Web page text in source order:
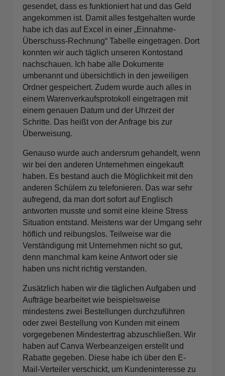
gesendet, dass es funktioniert hat und das Geld
angekommen ist. Damit alles festgehalten wurde
habe ich das auf Excel in einer „Einnahme-
Überschuss-Rechnung“ Tabelle eingetragen. Dort
konnten wir auch täglich unseren Kontostand
nachschauen. Ich habe alle Dokumente
umbenannt und übersichtlich in den jeweiligen
Ordner gespeichert. Zudem wurde auch alles in
einem Warenverkaufsprotokoll eingetragen mit
einem genauen Datum und der Uhrzeit der
Schritte. Das heißt von der Anfrage bis zur
Überweisung.
Genauso wurde auch andersrum gehandelt, wenn
wir bei den anderen Unternehmen eingekauft
haben. Es bestand auch die Möglichkeit mit den
anderen Schülern zu telefonieren. Das war sehr
aufregend, da man dort sofort auf Englisch
antworten musste und somit eine kleine Stress
Situation entstand. Meistens war der Umgang sehr
höflich und reibungslos. Teilweise war die
Verständigung mit Unternehmen nicht so gut,
denn manchmal kam keine Antwort oder sie
haben uns nicht richtig verstanden.
Zusätzlich haben wir die täglichen Aufgaben und
Aufträge bearbeitet wie beispielsweise
mindestens zwei Bestellungen durchzuführen
oder zwei Bestellung von Kunden mit einem
vorgegebenen Mindestertrag abzuschließen. Wir
haben auf Canva Werbeanzeigen erstellt und
Rabatte gegeben. Diese habe ich über den E-
Mail-Verteiler verschickt, um Kundeninteresse zu